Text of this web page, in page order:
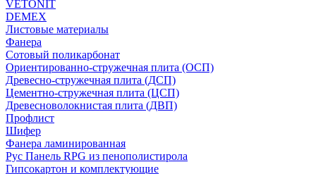
VETONIT
DEMEX
Листовые материалы
Фанера
Сотовый поликарбонат
Ориентированно-стружечная плита (ОСП)
Древесно-стружечная плита (ДСП)
Цементно-стружечная плита (ЦСП)
Древесноволокнистая плита (ДВП)
Профлист
Шифер
Фанера ламинированная
Рус Панель RPG из пенополистирола
Гипсокартон и комплектующие